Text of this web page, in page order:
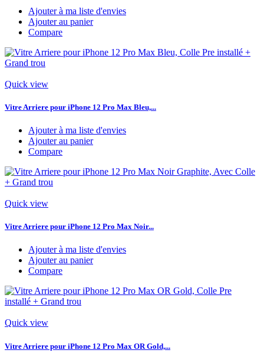
Ajouter à ma liste d'envies
Ajouter au panier
Compare
Quick view
Vitre Arriere pour iPhone 12 Pro Max Bleu,...
Ajouter à ma liste d'envies
Ajouter au panier
Compare
Quick view
Vitre Arriere pour iPhone 12 Pro Max Noir...
Ajouter à ma liste d'envies
Ajouter au panier
Compare
Quick view
Vitre Arriere pour iPhone 12 Pro Max OR Gold,...